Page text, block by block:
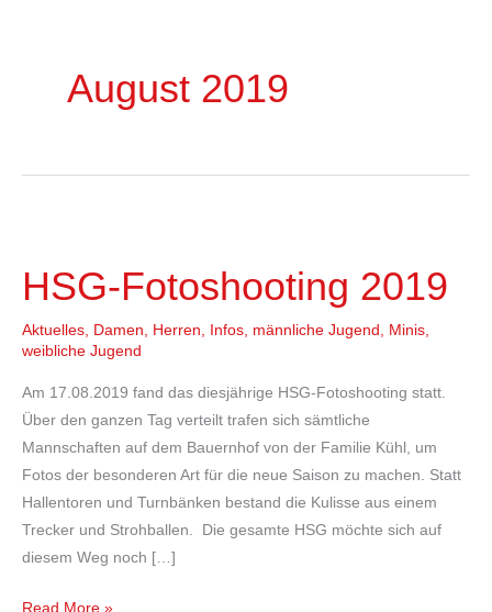
August 2019
HSG-Fotoshooting 2019
Aktuelles Damen Herren Infos männliche Jugend Minis
weibliche Jugend
Am 17.08.2019 fand das diesjährige HSG-Fotoshooting statt.
Über den ganzen Tag verteilt trafen sich sämtliche
Mannschaften auf dem Bauernhof von der Familie Kühl, um
Fotos der besonderen Art für die neue Saison zu machen. Statt
Hallentoren und Turnbänken bestand die Kulisse aus einem
Trecker und Strohballen. Die gesamte HSG möchte sich auf
diesem Weg noch […]
2019
Read More »